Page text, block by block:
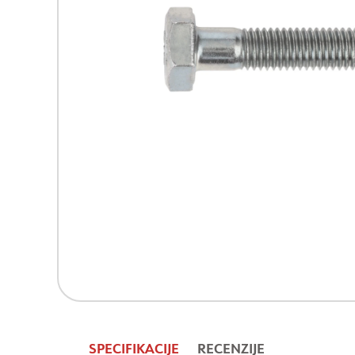
SPECIFIKACIJE RECENZIJE